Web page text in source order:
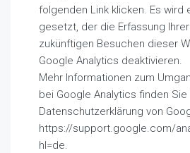
folgenden Link klicken. Es wird
gesetzt, der die Erfassung
zukünftigen Besuchen dieser
Google Analytics deaktivieren.
Mehr Informationen zum
bei Google Analytics finden Sie
Datenschutzerklärung von
https://support.google.com/
hl=de.